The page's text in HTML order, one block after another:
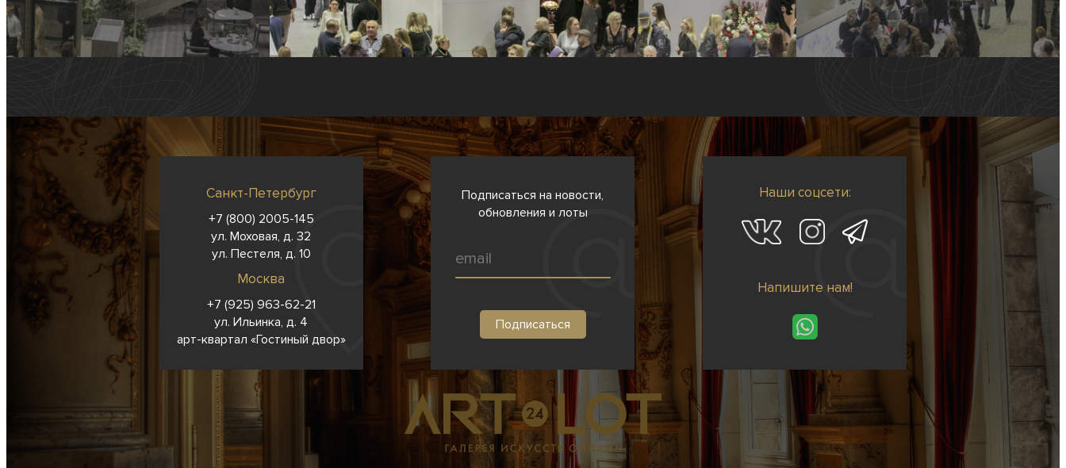
Санкт-Петербург
+7 (800) 2005-145
ул. Моховая, д. 32
ул. Пестеля, д. 10
Москва
+7 (925) 963-62-21
ул. Ильинка, д. 4
арт-квартал «Гостиный двор»
Подписаться на новости,
обновления и лоты
Наши соцсети:
Напишите нам!